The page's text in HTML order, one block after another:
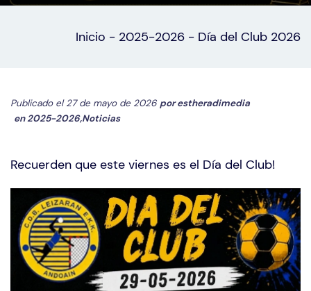
Inicio - 2025-2026 - Día del Club 2026
Publicado el 27 de mayo de 2026 porestheradimedia
en2025-2026,Noticias
Recuerden que este viernes es el Día del Club!